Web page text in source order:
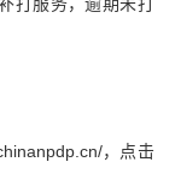
打服务，逾期未打
，点击